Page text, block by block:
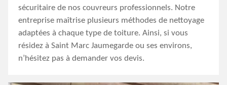
sécuritaire de nos couvreurs professionnels. Notre
entreprise maîtrise plusieurs méthodes de nettoyage
adaptées à chaque type de toiture. Ainsi, si vous
résidez à Saint Marc Jaumegarde ou ses environs,
n’hésitez pas à demander vos devis.